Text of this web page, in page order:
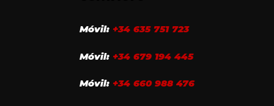
Móvil: +34 635 751 723
Móvil: +34 679 194 445
Móvil: +34 660 988 476